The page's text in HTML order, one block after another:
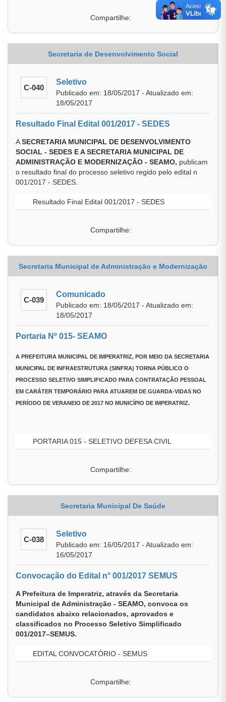
Compartilhe:
Secretaria de Desenvolvimento Social
C-040
Seletivo
Publicado em: 18/05/2017 - Atualizado em:
18/05/2017
Resultado Final Edital 001/2017 - SEDES
ASECRETARIA MUNICIPAL DE DESENVOLVIMENTO
SOCIAL - SEDES E A SECRETARIA MUNICIPAL DE
ADMINISTRAÇÃO E MODERNIZAÇÃO - SEAMO, publicam
o resultado final do processo seletivo regido pelo edital n
001/2017 - SEDES.
Resultado Final Edital 001/2017 - SEDES
Compartilhe:
Secretaria Municipal de Administração e Modernização
C-039
Comunicado
Publicado em: 18/05/2017 - Atualizado em:
18/05/2017
Portaria Nº 015- SEAMO
A PREFEITURA MUNICIPAL DE IMPERATRIZ, POR MEIO DA SECRETARIA
MUNICIPAL DE INFRAESTRUTURA (SINFRA) TORNA PÚBLICO O
PROCESSO SELETIVO SIMPLIFICADO PARA CONTRATAÇÃO PESSOAL
EM CARÁTER TEMPORÁRIO PARA ATUAREM DE GUARDA-VIDAS NO
PERÍODO DE VERANEIO DE 2017 NO MUNICÍPIO DE IMPERATRIZ.
PORTARIA 015 - SELETIVO DEFESA CIVIL
Compartilhe:
Secretaria Municipal De Saúde
C-038
Seletivo
Publicado em: 16/05/2017 - Atualizado em:
16/05/2017
Convocação do Edital n° 001/2017 SEMUS
A Prefeitura de Imperatriz, através da Secretaria
Municipal de Administração - SEAMO, convoca os
candidatos abaixo relacionados, aprovados e
classificados no Processo Seletivo Simplificado
001/2017–SEMUS.
EDITAL CONVOCATÓRIO - SEMUS
Compartilhe: